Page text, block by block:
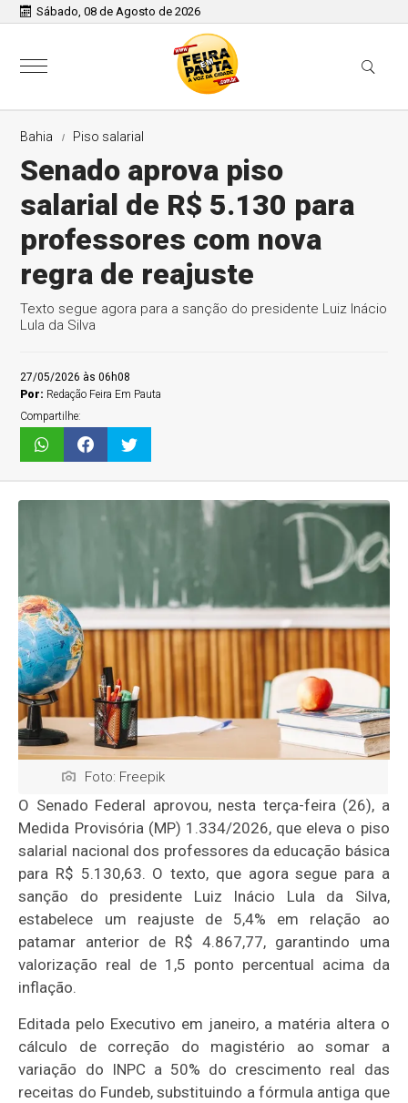
Sábado, 08 de Agosto de 2026
Bahia Piso salarial
Senado aprova piso
salarial de R$ 5.130 para
professores com nova
regra de reajuste
Texto segue agora para a sanção do presidente Luiz Inácio
Lula da Silva
27/05/2026 às 06h08
Por: Redação Feira Em Pauta
Compartilhe:
Foto: Freepik
O Senado Federal aprovou, nesta terça-feira (26), a
Medida Provisória (MP) 1.334/2026, que eleva o piso
salarial nacional dos professores da educação básica
para R$ 5.130,63. O texto, que agora segue para a
sanção do presidente Luiz Inácio Lula da Silva,
estabelece um reajuste de 5,4% em relação ao
patamar anterior de R$ 4.867,77, garantindo uma
valorização real de 1,5 ponto percentual acima da
inflação.
Editada pelo Executivo em janeiro, a matéria altera o
cálculo de correção do magistério ao somar a
variação do INPC a 50% do crescimento real das
receitas do Fundeb, substituindo a fórmula antiga que